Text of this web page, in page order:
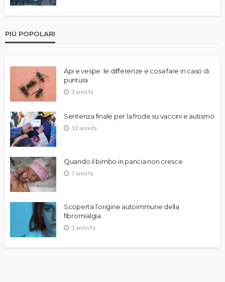
PIÙ POPOLARI
Api e vespe: le differenze e cosa fare in caso di
puntura
3 anni fa
Sentenza finale per la frode su vaccini e autismo
12 anni fa
Quando il bimbo in pancia non cresce
7 anni fa
Scoperta l’origine autoimmune della
fibromialgia
1 anno fa